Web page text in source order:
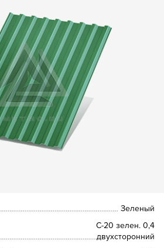
Зеленый
С-20 зелен. 0,4
двухсторонний